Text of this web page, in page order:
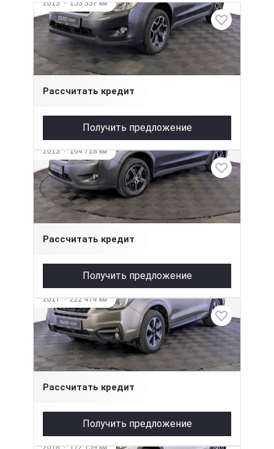
2013·153 337 км
Subaru XV
1.6 л (114 л.с.), Вариатор, бензин, полный
1 170 000 ₽
Рассчитать кредит
Получить предложение
2013·164 718 км
Subaru XV
2 л (150 л.с.), Вариатор, бензин, полный
1 320 000 ₽
Рассчитать кредит
Получить предложение
2017·222 474 км
Subaru Forester
2.5 л (171 л.с.), Вариатор, бензин, полный
1 830 000 ₽
Рассчитать кредит
Получить предложение
2018·172 159 км